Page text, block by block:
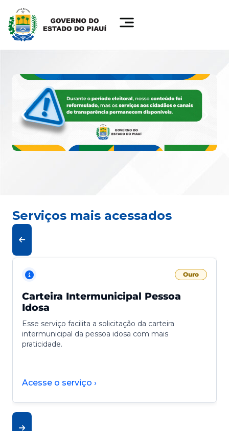
Serviços mais acessados
Ouro
Carteira Intermunicipal Pessoa
Idosa
Esse serviço facilita a solicitação da carteira
intermunicipal da pessoa idosa com mais
praticidade.
Acesse o serviço ›